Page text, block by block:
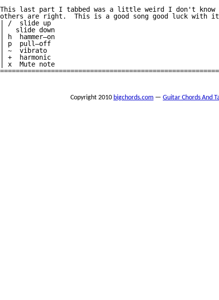
This last part I tabbed was a little weird I don't
others are right.  This is a good song good luck with
| /  slide up
|   slide down
| h  hammer—on
| p  pull—off
| ~  vibrato
| +  harmonic
| x  Mute note
Copyright 2010 bigchords.com — Guitar Chords And